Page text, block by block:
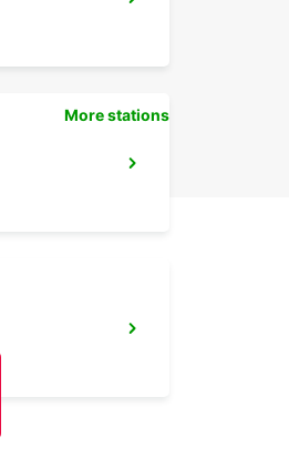
More stations